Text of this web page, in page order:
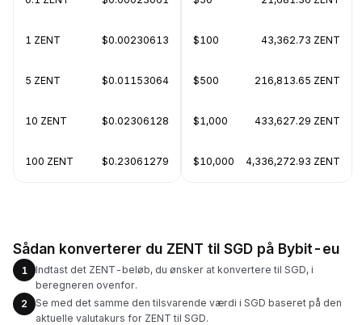
1 ZENT $0.00230613
5 ZENT $0.01153064
10 ZENT $0.02306128
100 ZENT $0.23061279
$100 43,362.73 ZENT
$500 216,813.65 ZENT
$1,000 433,627.29 ZENT
$10,000 4,336,272.93 ZENT
Sådan konverterer du ZENT til SGD på Bybit-eu
1
Indtast det ZENT-beløb, du ønsker at konvertere til SGD, i
beregneren ovenfor.
2
Se med det samme den tilsvarende værdi i SGD baseret på den
aktuelle valutakurs for ZENT til SGD.